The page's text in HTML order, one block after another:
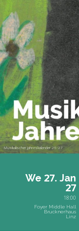
Musikalischer Jahreskalender 26-27
We 27. Jan
27
18:00
Foyer Middle Hall
Brucknerhaus
Linz